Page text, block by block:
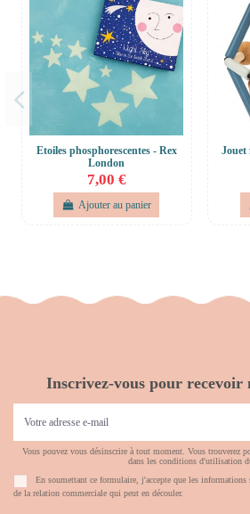
Etoiles phosphorescentes - Rex
London
7,00 €
Ajouter au panier
Jouet
Inscrivez-vous pour recevoir
Vous pouvez vous désinscrire à tout moment. Vous trouverez
dans les conditions d'utilisation
En soumettant ce formulaire, j'accepte que les informations
de la relation commerciale qui peut en découler.